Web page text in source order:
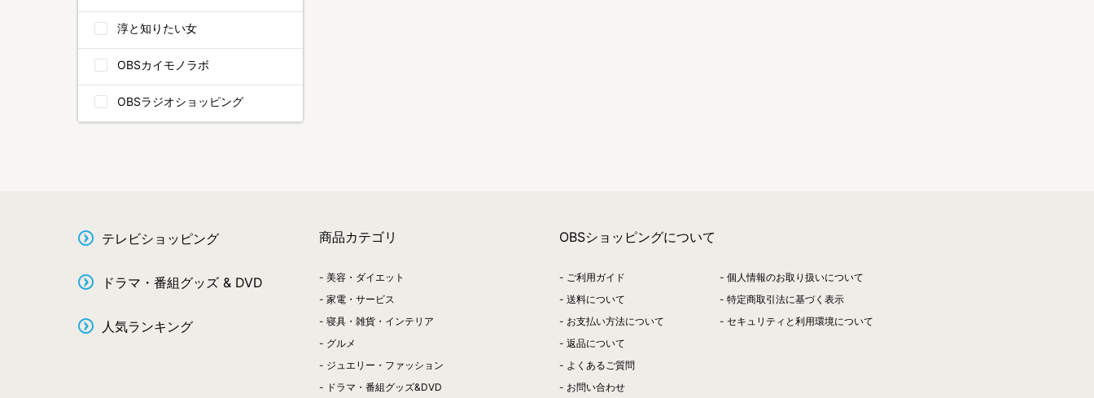
淳と知りたい女
OBSカイモノラボ
OBSラジオショッピング
テレビショッピング
ドラマ・番組グッズ & DVD
人気ランキング
商品カテゴリ
美容・ダイエット
家電・サービス
寝具・雑貨・インテリア
グルメ
ジュエリー・ファッション
ドラマ・番組グッズ&DVD
OBSショッピングについて
ご利用ガイド
送料について
お支払い方法について
返品について
よくあるご質問
お問い合わせ
個人情報のお取り扱いについて
特定商取引法に基づく表示
セキュリティと利用環境について